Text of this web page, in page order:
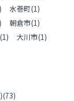
) 水巻町(1)
) 朝倉市(1)
(1) 大川市(1)
(73)